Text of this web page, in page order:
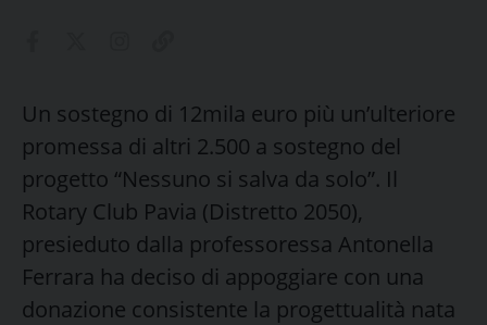
Un sostegno di 12mila euro più un’ulteriore
promessa di altri 2.500 a sostegno del
progetto “Nessuno si salva da solo”. Il
Rotary Club Pavia (Distretto 2050),
presieduto dalla professoressa Antonella
Ferrara ha deciso di appoggiare con una
donazione consistente la progettualità nata